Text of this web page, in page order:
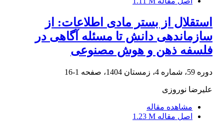
استقلال از بستر مادی اطلاعات: از
سازماندهی دانش تا مسئله آگاهی در
فلسفه ذهن و هوش مصنوعی
دوره 59، شماره 4، زمستان 1404، صفحه 1-16
علیرضا نوروزی
مشاهده مقاله
اصل مقاله 1.23 M